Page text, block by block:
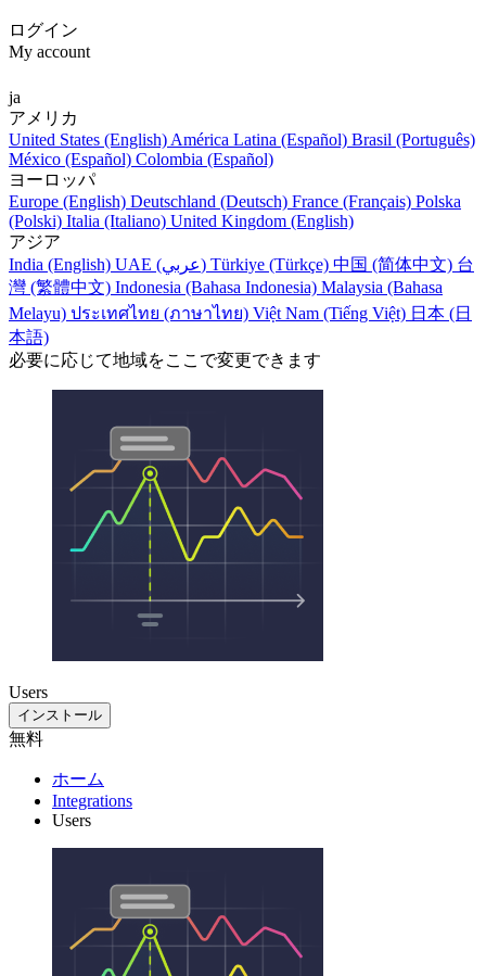
ログイン
My account
ja
アメリカ
United States (English) América Latina (Español) Brasil (Português)
México (Español) Colombia (Español)
ヨーロッパ
Europe (English) Deutschland (Deutsch) France (Français) Polska
(Polski) Italia (Italiano) United Kingdom (English)
アジア
India (English)
UAE (عربي) Türkiye (Türkçe) 中国 (简体中文) 台
灣 (繁體中文) Indonesia (Bahasa Indonesia) Malaysia (Bahasa
Melayu) ประเทศไทย (ภาษาไทย) Việt Nam (Tiếng Việt) 日本 (日
本語)
必要に応じて地域をここで変更できます
Users
インストール
無料
ホーム
Integrations
Users